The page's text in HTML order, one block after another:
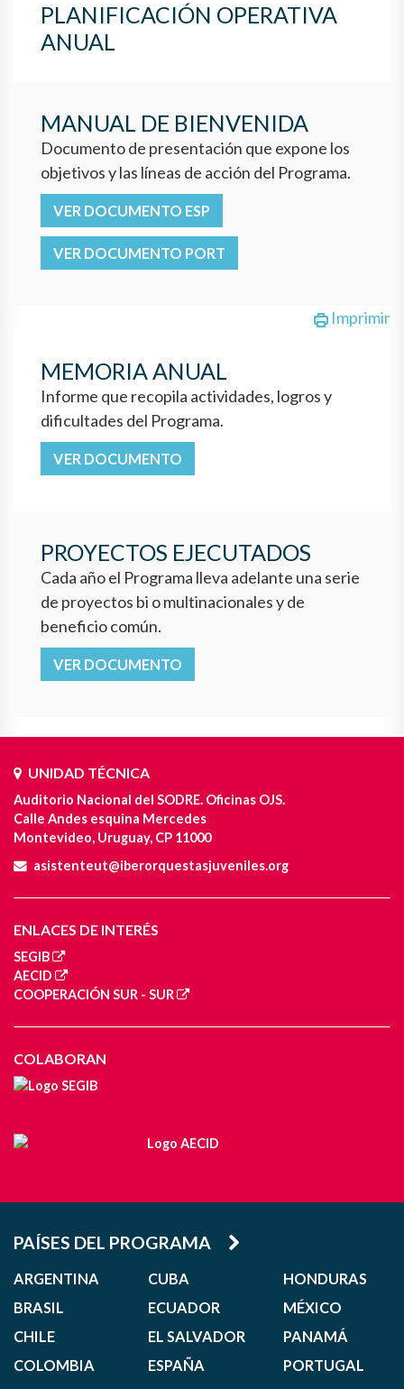
PLANIFICACIÓN OPERATIVA
ANUAL
MANUAL DE BIENVENIDA
Documento de presentación que expone los
objetivos y las líneas de acción del Programa.
VER DOCUMENTO ESP
VER DOCUMENTO PORT
Imprimir
MEMORIA ANUAL
Informe que recopila actividades, logros y
dificultades del Programa.
VER DOCUMENTO
PROYECTOS EJECUTADOS
Cada año el Programa lleva adelante una serie
de proyectos bi o multinacionales y de
beneficio común.
VER DOCUMENTO
UNIDAD TÉCNICA
Auditorio Nacional del SODRE. Oficinas OJS.
Calle Andes esquina Mercedes
Montevideo, Uruguay, CP 11000
asistenteut@iberorquestasjuveniles.org
ENLACES DE INTERÉS
SEGIB
AECID
COOPERACIÓN SUR - SUR
COLABORAN
PAÍSES DEL PROGRAMA
ARGENTINA
BRASIL
CHILE
COLOMBIA
CUBA
ECUADOR
EL SALVADOR
ESPAÑA
HONDURAS
MÉXICO
PANAMÁ
PORTUGAL